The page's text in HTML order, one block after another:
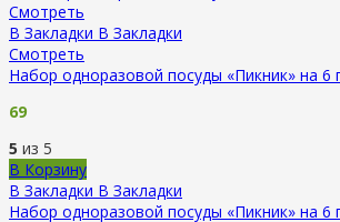
Смотреть
В Закладки В Закладки
Смотреть
Набор одноразовой посуды «Пикник» на 6
69
5 из 5
В Корзину
В Закладки В Закладки
Набор одноразовой посуды «Пикник» на 6